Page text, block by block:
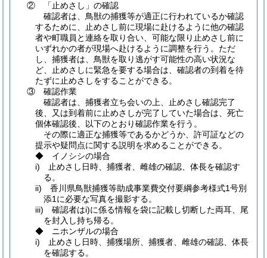
② 「止めさし」の確認
確認者は、鳥獣の捕獲等が適正に行われているか確認
するために、止めさし前に現場に赴けるように他の確認
者や町職員と連絡を取り合い、可能な限り止めさし前に
いずれかの者が現場へ赴けるように調整を行う。ただ
し、捕獲者は、鳥獣を取り逃がす可能性の高い状況な
ど、止めさしに緊急を要する場合は、確認者の到着を待
たずに止めさしをすることができる。
③ 確認作業
確認者は、捕獲者立ち会いの上、止めさし確認完了
後、又は到着前に止めさしが完了していた場合は、死亡
個体確認後、以下のとおり確認作業を行う。
その際に適正な捕獲等であるかどうか、許可証などの
提示や疑問点に関する説明を求めることができる。
◆ イノシシの場合
i) 止めさし日時、捕獲者、雌雄の確認、体長を確認す
る。
ii) 香川県鳥獣捕獲等助成事業費交付要綱参考様式1号別
添1に必要な写真を撮影する。
iii) 確認者はi)に係る情報を袋に記載し切断した両耳、尾
を封入し持ち帰る。
◆ ニホンザルの場合
i) 止めさし日時、捕獲場所、捕獲者、雌雄の確認、体長
を確認する。